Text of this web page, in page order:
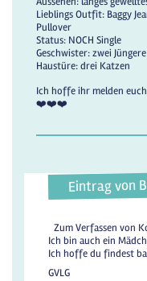
Lieblings Outfit: Baggy
Pullover
Status: NOCH Single
Geschwister: zwei Jüngere
Haustüre: drei Katzen
Ich hoffe ihr melden euch
❤️❤️❤️
Eintrag von
Zum Verfassen von
Ich bin auch ein
Ich hoffe du findest
GVLG